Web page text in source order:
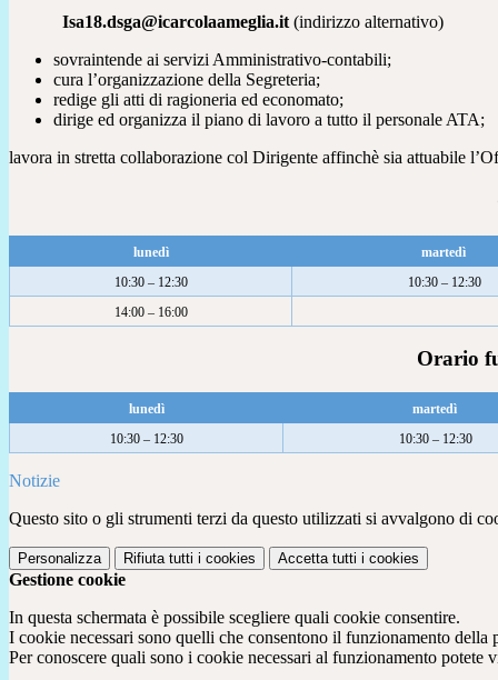
Isa18.dsga@icarcolaameglia.it (indirizzo alternativo)
sovraintende ai servizi Amministrativo-contabili;
cura l’organizzazione della Segreteria;
redige gli atti di ragioneria ed economato;
dirige ed organizza il piano di lavoro a tutto il personale ATA;
lavora in stretta collaborazione col Dirigente affinchè sia attuabile
lunedì martedì
10:30 – 12:30
10:30 – 12:30
14:00 – 16:00
Orario
lunedì martedì
10:30 – 12:30
10:30 – 12:30
Notizie
Questo sito o gli strumenti terzi da questo utilizzati si avvalgono di
Personalizza Rifiuta tutti i cookies Accetta tutti i cookies
Gestione cookie
In questa schermata è possibile scegliere quali cookie consentire.
I cookie necessari sono quelli che consentono il funzionamento
Per conoscere quali sono i cookie necessari al funzionamento potete